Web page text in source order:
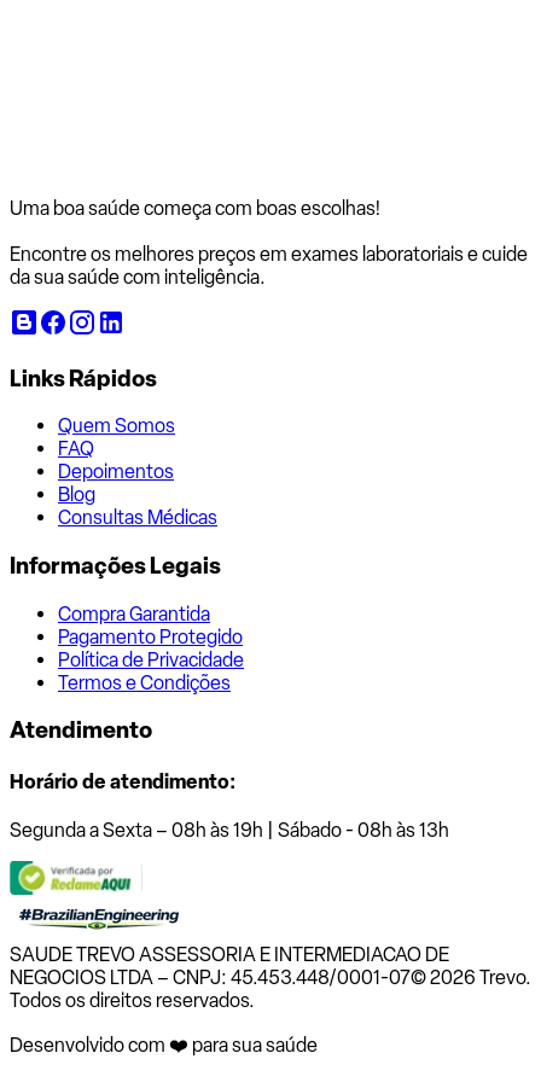
Uma boa saúde começa com boas escolhas!
Encontre os melhores preços em exames laboratoriais e cuide
da sua saúde com inteligência.
Links Rápidos
Quem Somos
FAQ
Depoimentos
Blog
Consultas Médicas
Informações Legais
Compra Garantida
Pagamento Protegido
Política de Privacidade
Termos e Condições
Atendimento
Horário de atendimento:
Segunda a Sexta – 08h às 19h | Sábado - 08h às 13h
SAUDE TREVO ASSESSORIA E INTERMEDIACAO DE
NEGOCIOS LTDA – CNPJ: 45.453.448/0001-07© 2026 Trevo.
Todos os direitos reservados.
Desenvolvido com ❤️ para sua saúde